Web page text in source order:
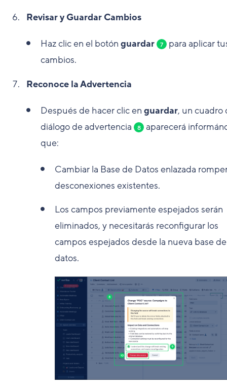
Revisar y Guardar Cambios
Haz clic en el botón guardar 7
para aplicar
cambios.
Reconoce la Advertencia
Después de hacer clic en guardar, un cuadro
diálogo de advertencia
8
aparecerá
que:
Cambiar la Base de Datos enlazada
desconexiones existentes.
Los campos previamente espejados serán
eliminados, y necesitarás reconfigurar los
campos espejados desde la nueva base de
datos.